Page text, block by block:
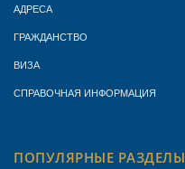
АДРЕСА
ГРАЖДАНСТВО
ВИЗА
СПРАВОЧНАЯ ИНФОРМАЦИЯ
ПОПУЛЯРНЫЕ РАЗДЕЛЫ